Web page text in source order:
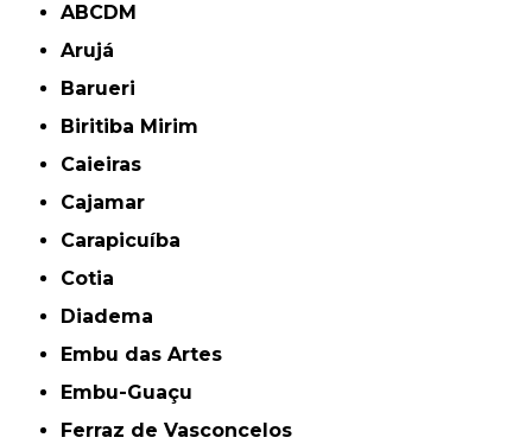
ABCDM
Arujá
Barueri
Biritiba Mirim
Caieiras
Cajamar
Carapicuíba
Cotia
Diadema
Embu das Artes
Embu-Guaçu
Ferraz de Vasconcelos